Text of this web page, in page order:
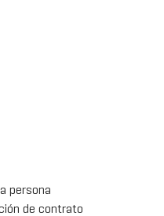
persona
de contrato